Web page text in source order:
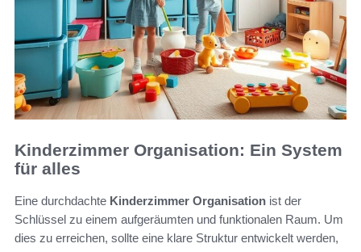
Kinderzimmer Organisation: Ein System
für alles
Eine durchdachte Kinderzimmer Organisation ist der
Schlüssel zu einem aufgeräumten und funktionalen Raum. Um
dies zu erreichen, sollte eine klare Struktur entwickelt werden,